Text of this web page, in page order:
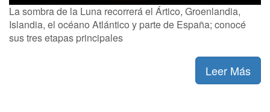
La sombra de la Luna recorrerá el Ártico, Groenlandia,
Islandia, el océano Atlántico y parte de España; conocé
sus tres etapas principales
Leer Más